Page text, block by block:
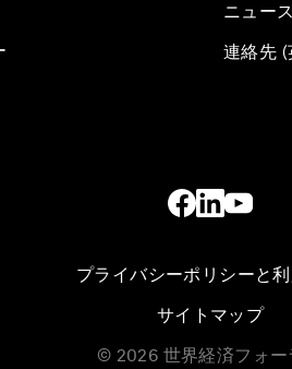
ニュー
連絡先 (
プライバシーポリシーと
サイトマップ
© 2026 世界経済フォー